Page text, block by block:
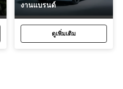
งานแบรนด์
ดูเพิ่มเติม